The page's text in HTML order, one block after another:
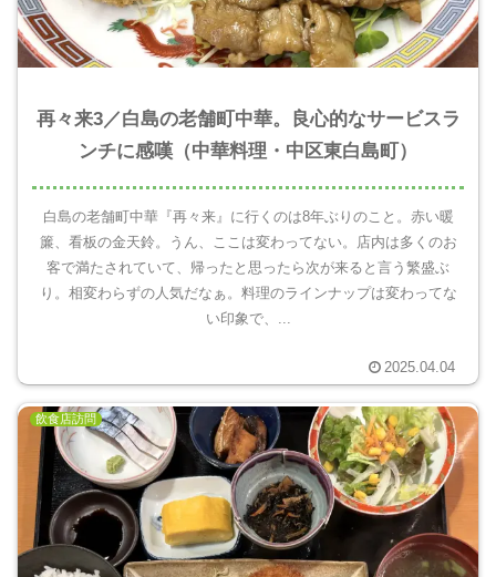
再々来3／白島の老舗町中華。良心的なサービスラ
ンチに感嘆（中華料理・中区東白島町）
白島の老舗町中華『再々来』に行くのは8年ぶりのこと。赤い暖
簾、看板の金天鈴。うん、ここは変わってない。店内は多くのお
客で満たされていて、帰ったと思ったら次が来ると言う繁盛ぶ
り。相変わらずの人気だなぁ。料理のラインナップは変わってな
い印象で、...
2025.04.04
飲食店訪問